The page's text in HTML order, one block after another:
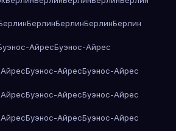
БерлинБерлинБерлинБерлин
АйресБуэнос-Айрес
Буэнос-АйресБуэнос-Айрес
Буэнос-АйресБуэнос-Айрес
Буэнос-АйресБуэнос-Айрес